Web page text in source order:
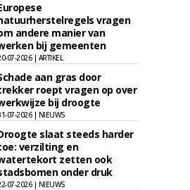
vragen
andere manier van
bij gemeenten
07-2026 | ARTIKEL
aan gras door
roept vragen op over
bij droogte
07-2026 | NIEUWS
slaat steeds harder
verzilting en
zetten ook
onder druk
07-2026 | NIEUWS